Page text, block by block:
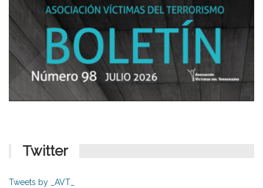
Twitter
Tweets by _AVT_